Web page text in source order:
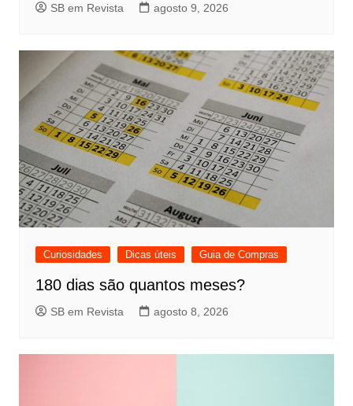
SB em Revista agosto 9, 2026
Curiosidades Dicas úteis Guia de Compras
180 dias são quantos meses?
SB em Revista agosto 8, 2026